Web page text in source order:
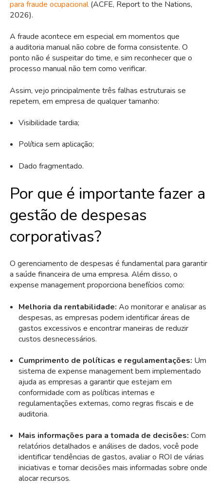
para fraude ocupacional(ACFE, Report to the Nations,
2026).
A fraude acontece em especial em momentos que
a auditoria manual não cobre de forma consistente. O
ponto não é suspeitar do time, e sim reconhecer que o
processo manual não tem como verificar.
Assim, vejo principalmente três falhas estruturais se
repetem, em empresa de qualquer tamanho:
Visibilidade tardia;
Política sem aplicação;
Dado fragmentado.
Por que é importante fazer a
gestão de despesas
corporativas?
O gerenciamento de despesas é fundamental para garantir
a saúde financeira de uma empresa. Além disso, o
expense management proporciona benefícios como:
Melhoria da rentabilidade: Ao monitorar e analisar as
despesas, as empresas podem identificar áreas de
gastos excessivos e encontrar maneiras de reduzir
custos desnecessários.
Cumprimento de políticas e regulamentações: Um
sistema de expense management bem implementado
ajuda as empresas a garantir que estejam em
conformidade com as políticas internas e
regulamentações externas, como regras fiscais e de
auditoria.
Mais informações para a tomada de decisões: Com
relatórios detalhados e análises de dados, você pode
identificar tendências de gastos, avaliar o ROI de várias
iniciativas e tomar decisões mais informadas sobre onde
alocar recursos.